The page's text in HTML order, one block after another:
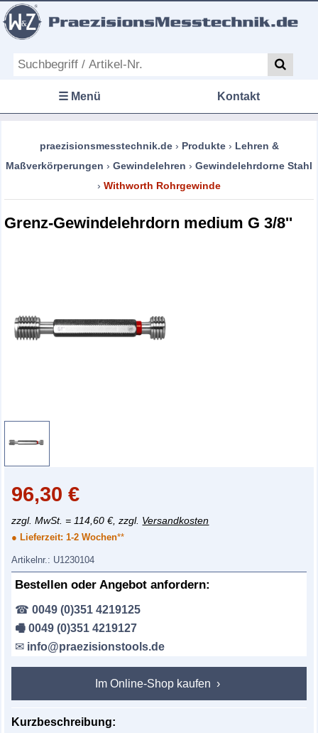
☰ Menü Kontakt
praezisionsmesstechnik.de › Produkte › Lehren &
Maßverkörperungen › Gewindelehren › Gewindelehrdorne Stahl
› Withworth Rohrgewinde
Grenz-Gewindelehrdorn medium G 3/8''
96,30€
zzgl. MwSt. = 114,60 €, zzgl. Versandkosten
● Lieferzeit:1-2 Wochen**
Artikelnr.: U1230104
Bestellen oder Angebot anfordern:
☎0049 (0)351 4219125
🖷 0049 (0)351 4219127
✉ info@praezisionstools.de
Im Online-Shop kaufen
Kurzbeschreibung: